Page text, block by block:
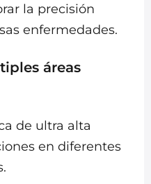
la precisión
enfermedades.
áreas
de ultra alta
en diferentes